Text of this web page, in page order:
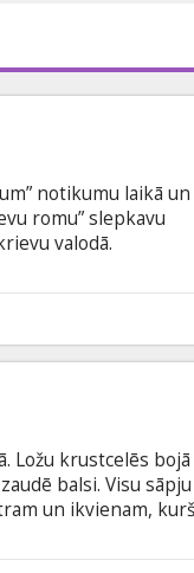
notikumu laikā
romu” slepkavu
valodā.
Ložu krustcelēs
balsi. Visu sāpju
un ikvienam, kurš